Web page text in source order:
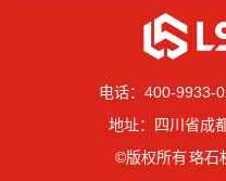
电话：400-9933-
地址：四川省成
©版权所有 珞石